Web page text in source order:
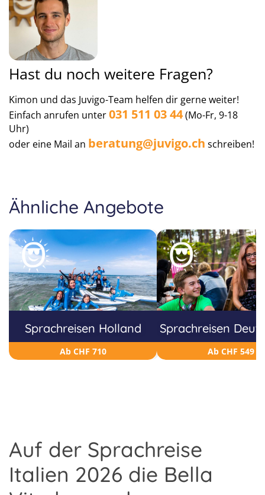
Hast du noch weitere Fragen?
Kimon und das Juvigo-Team helfen dir gerne weiter!
Einfach anrufen unter031 511 03 44(Mo-Fr, 9-18
Uhr)
oder eine Mail an beratung@juvigo.ch schreiben!
Ähnliche Angebote
Sprachreisen Holland
Ab CHF 710
Sprachreisen
Ab CHF 549
Auf der Sprachreise
Italien 2026 die Bella